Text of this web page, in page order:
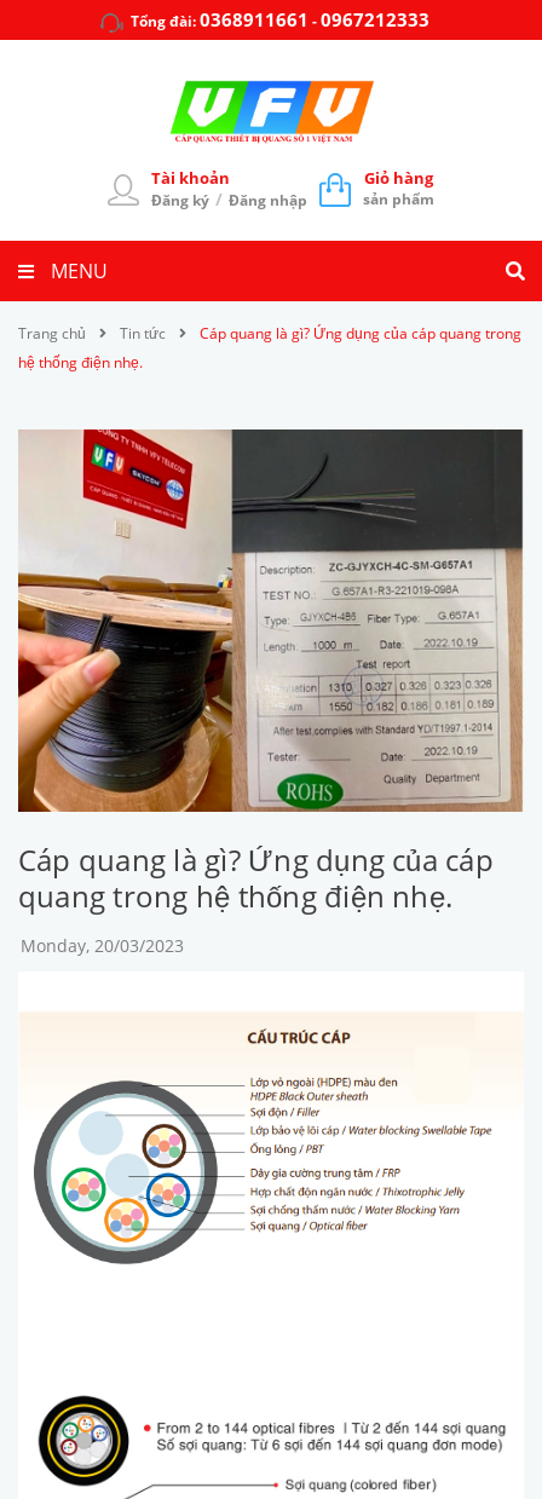
Tổng đài:0368911661 -0967212333
Tài khoản
Đăng ký / Đăng nhập
Giỏ hàng
sản phẩm
MENU
Trang chủ Tin tức
Cáp quang là gì? Ứng dụng của cáp quang trong
hệ thống điện nhẹ.
Cáp quang là gì? Ứng dụng của cáp
quang trong hệ thống điện nhẹ.
Monday, 20/03/2023